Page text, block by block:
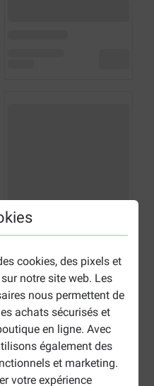
cookies, des pixels et
notre site web. Les
nous permettent de
achats sécurisés et
en ligne. Avec
également des
et marketing.
votre expérience